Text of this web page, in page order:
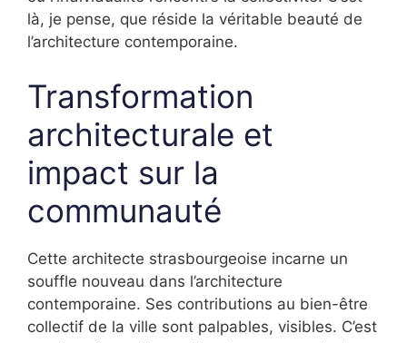
là, je pense, que réside la véritable beauté de
l’architecture contemporaine.
Transformation
architecturale et
impact sur la
communauté
Cette architecte strasbourgeoise incarne un
souffle nouveau dans l’architecture
contemporaine. Ses contributions au bien-être
collectif de la ville sont palpables, visibles. C’est